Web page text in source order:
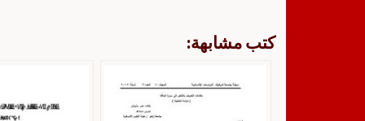
كتب مشابهة: